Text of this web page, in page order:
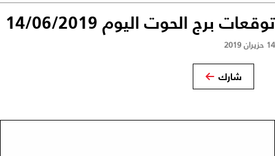
توقعات برج الحوت اليوم 14/06/2019
14 حزيران 2019
شارك